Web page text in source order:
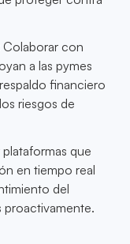
Colaborar con
a las pymes
financiero
riesgos de
plataformas que
en tiempo real
del
proactivamente.